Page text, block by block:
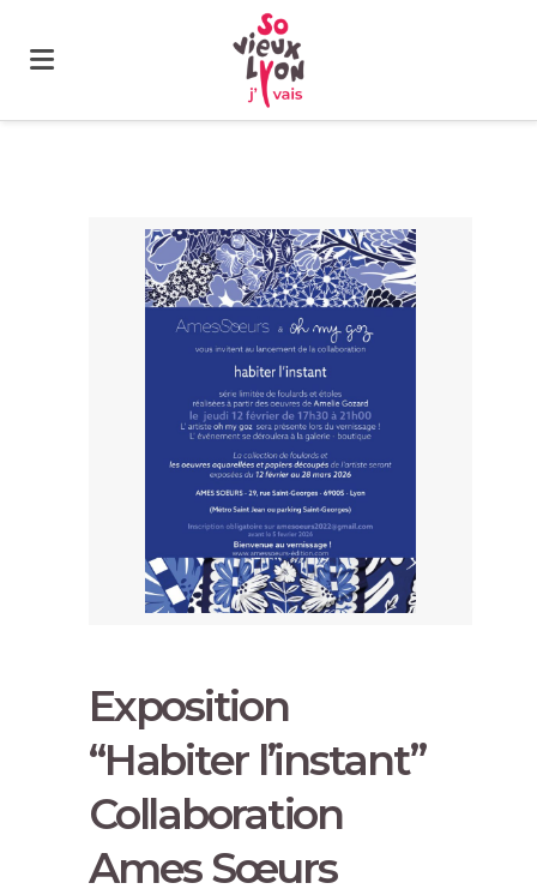
Exposition
“Habiter l’instant”
Collaboration
Ames Sœurs